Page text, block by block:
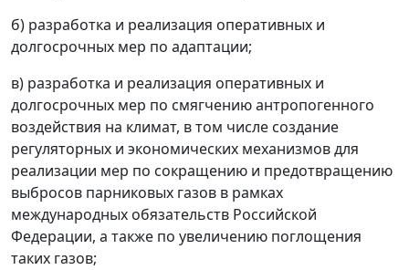
б) разработка и реализация оперативных и
долгосрочных мер по адаптации;
в) разработка и реализация оперативных и
долгосрочных мер по смягчению антропогенного
воздействия на климат, в том числе создание
регуляторных и экономических механизмов для
реализации мер по сокращению и предотвращению
выбросов парниковых газов в рамках
международных обязательств Российской
Федерации, а также по увеличению поглощения
таких газов;